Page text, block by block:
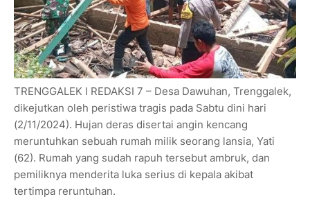
TRENGGALEK I REDAKSI 7 – Desa Dawuhan, Trenggalek,
dikejutkan oleh peristiwa tragis pada Sabtu dini hari
(2/11/2024). Hujan deras disertai angin kencang
meruntuhkan sebuah rumah milik seorang lansia, Yati
(62). Rumah yang sudah rapuh tersebut ambruk, dan
pemiliknya menderita luka serius di kepala akibat
tertimpa reruntuhan.